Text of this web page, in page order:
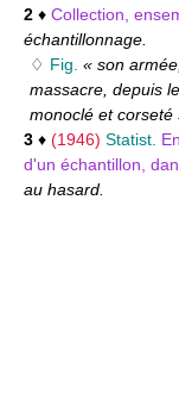
2 ♦ Collection,
échantillonnage.
♢ Fig. « son
massacre, depuis
monoclé et corseté
3 ♦ (1946) Statist.
d'un échantillon,
au hasard.